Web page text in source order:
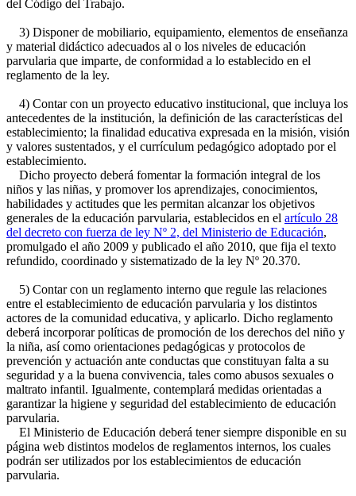
del Código del Trabajo.
3) Disponer de mobiliario, equipamiento, elementos de enseñanza
y material didáctico adecuados al o los niveles de educación
parvularia que imparte, de conformidad a lo establecido en el
reglamento de la ley.
4) Contar con un proyecto educativo institucional, que incluya los
antecedentes de la institución, la definición de las características del
establecimiento; la finalidad educativa expresada en la misión, visión
y valores sustentados, y el currículum pedagógico adoptado por el
establecimiento.
Dicho proyecto deberá fomentar la formación integral de los
niños y las niñas, y promover los aprendizajes, conocimientos,
habilidades y actitudes que les permitan alcanzar los objetivos
generales de la educación parvularia, establecidos en el artículo 28
del decreto con fuerza de ley Nº 2, del Ministerio de Educación,
promulgado el año 2009 y publicado el año 2010, que fija el texto
refundido, coordinado y sistematizado de la ley Nº 20.370.
5) Contar con un reglamento interno que regule las relaciones
entre el establecimiento de educación parvularia y los distintos
actores de la comunidad educativa, y aplicarlo. Dicho reglamento
deberá incorporar políticas de promoción de los derechos del niño y
la niña, así como orientaciones pedagógicas y protocolos de
prevención y actuación ante conductas que constituyan falta a su
seguridad y a la buena convivencia, tales como abusos sexuales o
maltrato infantil. Igualmente, contemplará medidas orientadas a
garantizar la higiene y seguridad del establecimiento de educación
parvularia.
El Ministerio de Educación deberá tener siempre disponible en su
página web distintos modelos de reglamentos internos, los cuales
podrán ser utilizados por los establecimientos de educación
parvularia.